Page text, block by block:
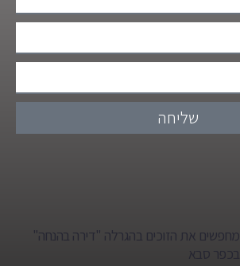
שליחה
מחפשים את הזוכים בהגרלה "דירה בהנחה"
בכפר סבא